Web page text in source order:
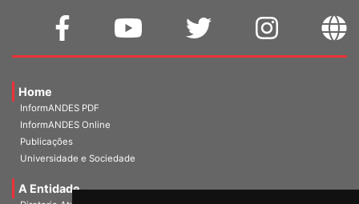
Home
InformANDES PDF
InformANDES Online
Publicações
Universidade e Sociedade
A Entidade